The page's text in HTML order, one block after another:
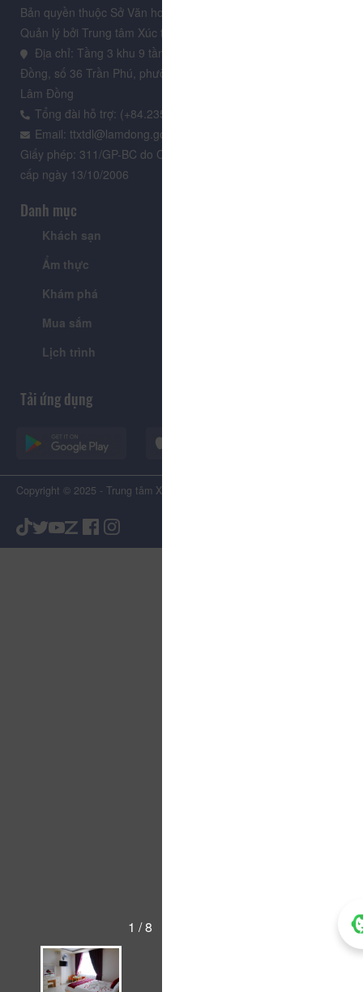
1 / 8
Bản quyền thuộc Sở Văn hoá, Thể thao và Du lịch Lâm Đồng.
Quản lý bởi Trung tâm Xúc tiến Du lịch Lâm Đồng
Địa chỉ: Tầng 3 khu 9 tầng, Trung tâm Hành chính tỉnh Lâm
Đồng, số 36 Trần Phú, phường Xuân Hương - Đà Lạt, tỉnh
Lâm Đồng
Tổng đài hỗ trợ: (+84.235) 3.916.961
Email: ttxtdl@lamdong.gov.vn
Giấy phép: 311/GP-BC do Cục Báo chí - Bộ Văn hóa Thông tin
cấp ngày 13/10/2006
Danh mục
Khách sạn
Ẩm thực
Khám phá
Mua sắm
Lịch trình
Tải ứng dụng
Copyright © 2025 - Trung tâm Xúc tiến Du lịch Tỉnh Lâm Đồng